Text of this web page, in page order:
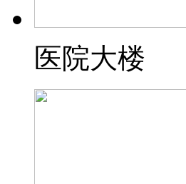
医院大楼